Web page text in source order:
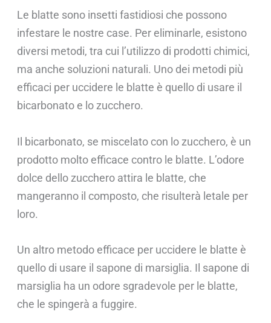
Le blatte sono insetti fastidiosi che possono
infestare le nostre case. Per eliminarle, esistono
diversi metodi, tra cui l’utilizzo di prodotti chimici,
ma anche soluzioni naturali. Uno dei metodi più
efficaci per uccidere le blatte è quello di usare il
bicarbonato e lo zucchero.
Il bicarbonato, se miscelato con lo zucchero, è un
prodotto molto efficace contro le blatte. L’odore
dolce dello zucchero attira le blatte, che
mangeranno il composto, che risulterà letale per
loro.
Un altro metodo efficace per uccidere le blatte è
quello di usare il sapone di marsiglia. Il sapone di
marsiglia ha un odore sgradevole per le blatte,
che le spingerà a fuggire.